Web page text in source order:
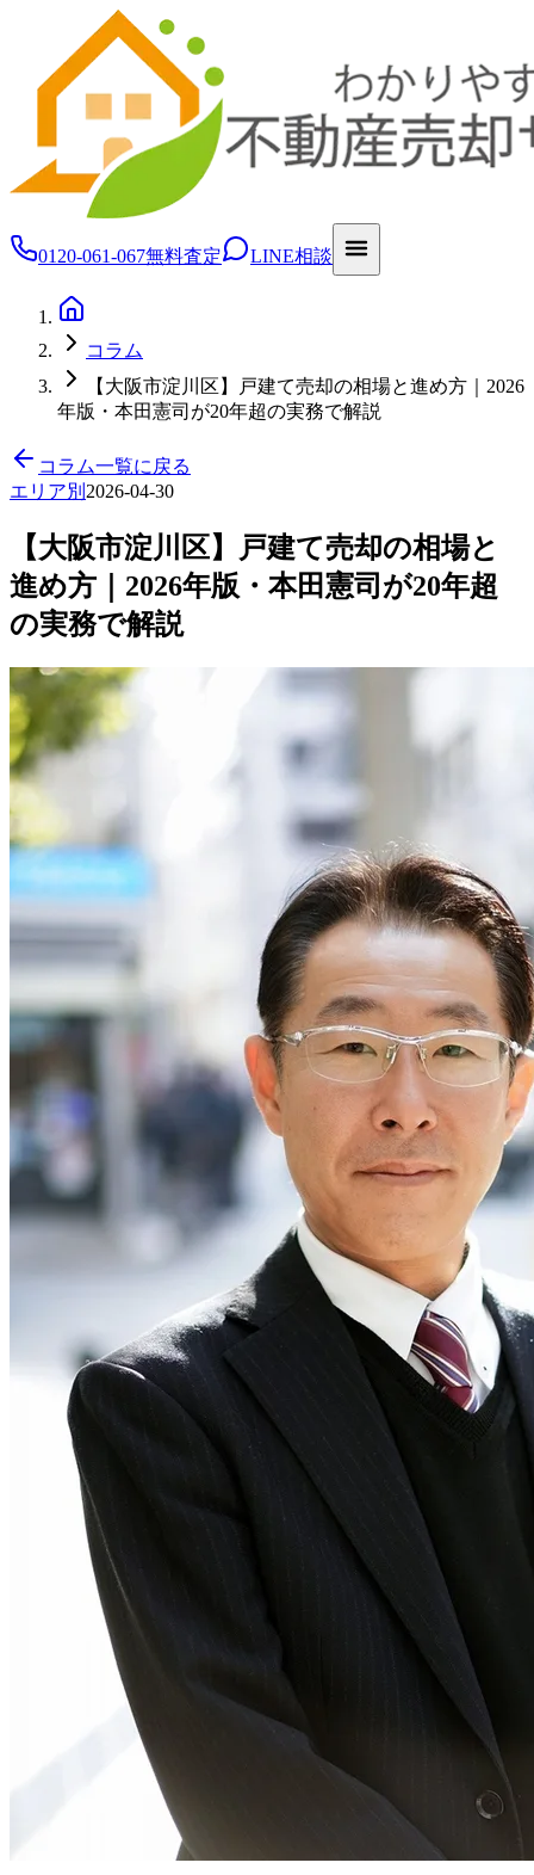
0120-061-067無料査定 LINE相談
コラム
【大阪市淀川区】戸建て売却の相場と進め方｜2026
年版・本田憲司が20年超の実務で解説
コラム一覧に戻る
エリア別 2026-04-30
【大阪市淀川区】戸建て売却の相場と
進め方｜2026年版・本田憲司が20年超
の実務で解説